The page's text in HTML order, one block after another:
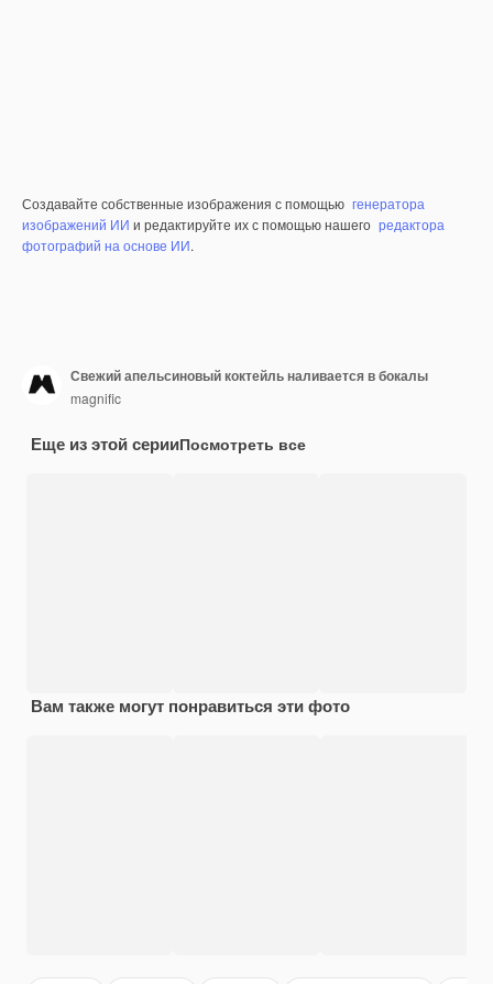
Создавайте собственные изображения с помощью генератора
изображений ИИ и редактируйте их с помощью нашего редактора
фотографий на основе ИИ.
Свежий апельсиновый коктейль наливается в бокалы
magnific
Еще из этой серииПосмотреть все
Вам также могут понравиться эти фото